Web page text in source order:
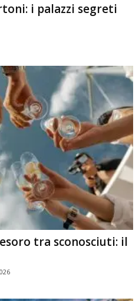
i palazzi segreti
tra sconosciuti: il